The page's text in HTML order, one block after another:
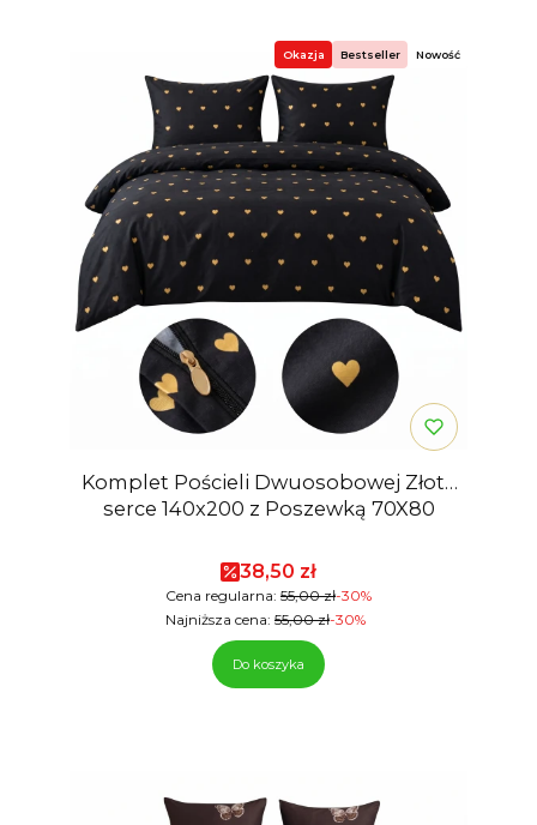
Okazja Bestseller Nowość
Komplet Pościeli Dwuosobowej Złote
serce 140x200 z Poszewką 70X80
Cena promocyjna
38,50 zł
Cena regularna: 55,00 zł-30%
Najniższa cena: 55,00 zł-30%
Do koszyka